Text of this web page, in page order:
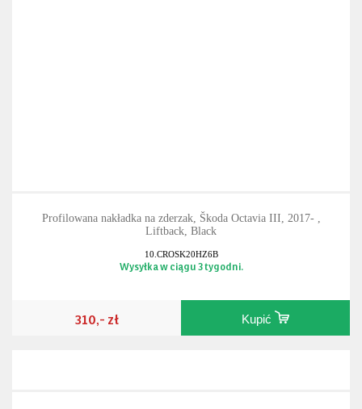
Profilowana nakładka na zderzak, Škoda Octavia III, 2017- ,
Liftback, Black
10.CROSK20HZ6B
Wysyłka w ciągu 3 tygodni.
310,- zł Kupić